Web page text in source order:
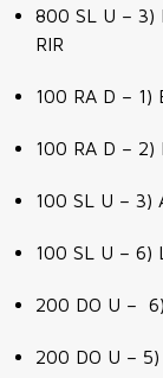
800 SL U – 3)
RIR
100 RA D – 1)
100 RA D – 2)
100 SL U – 3)
100 SL U – 6)
200 DO U –
200 DO U –